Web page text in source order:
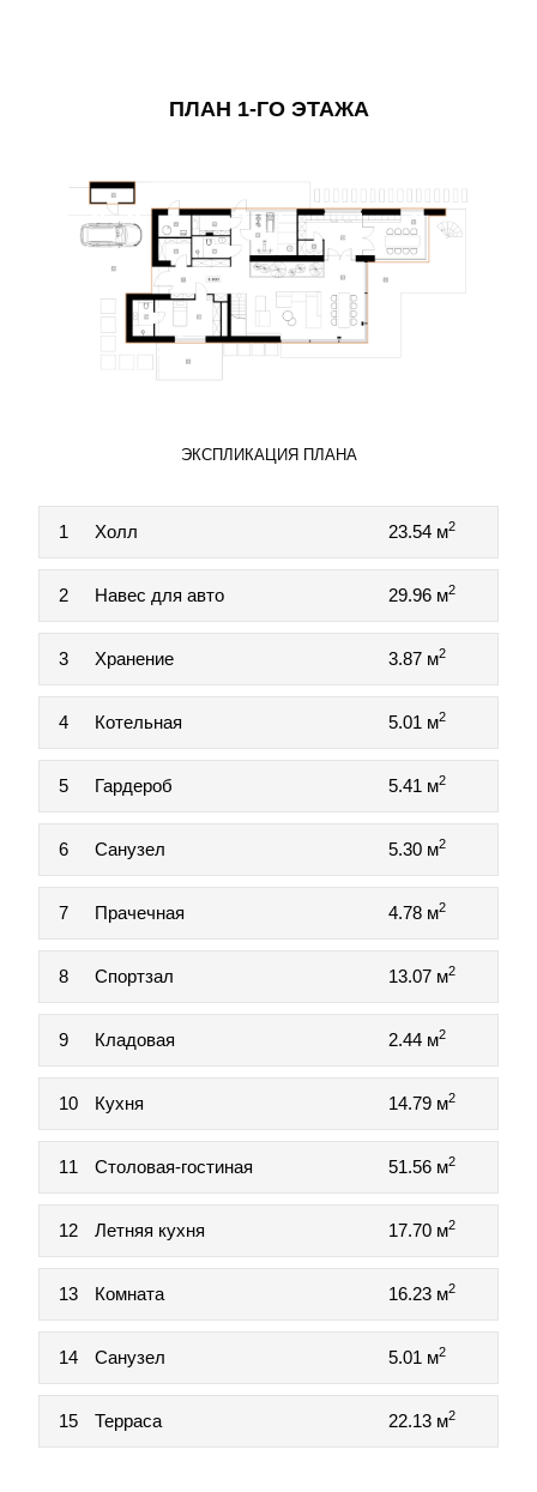
ПЛАН 1-ГО ЭТАЖА
ЭКСПЛИКАЦИЯ ПЛАНА
1 Холл 23.54 м2
2 Навес для авто 29.96 м2
3 Хранение 3.87 м2
4 Котельная 5.01 м2
5 Гардероб 5.41 м2
6 Санузел 5.30 м2
7 Прачечная 4.78 м2
8 Спортзал 13.07 м2
9 Кладовая 2.44 м2
10 Кухня 14.79 м2
11 Столовая-гостиная 51.56 м2
12 Летняя кухня 17.70 м2
13 Комната 16.23 м2
14 Санузел 5.01 м2
15 Терраса 22.13 м2